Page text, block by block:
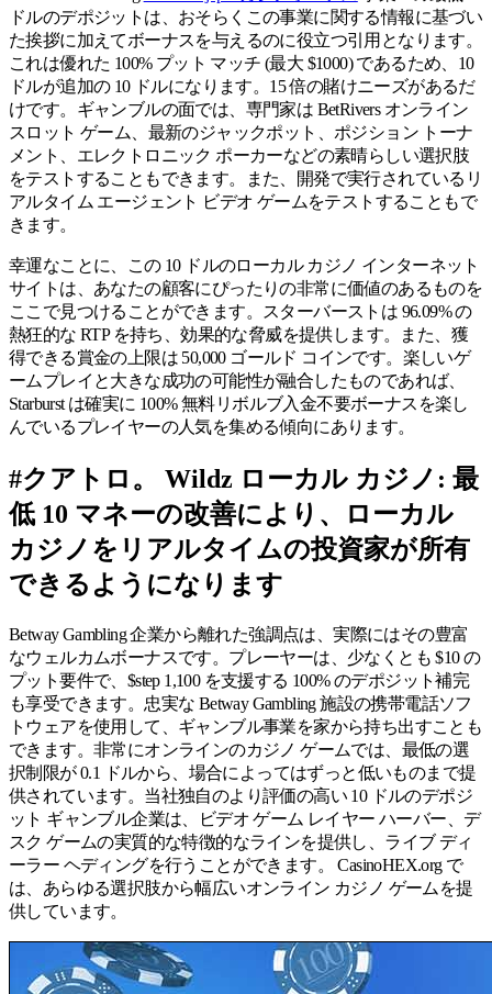
ドルのデポジットは、おそらくこの事業に関する情報に基づい
た挨拶に加えてボーナスを与えるのに役立つ引用となります。
これは優れた 100% プット マッチ (最大 $1000) であるため、10
ドルが追加の 10 ドルになります。15 倍の賭けニーズがあるだ
けです。ギャンブルの面では、専門家は BetRivers オンライン
スロット ゲーム、最新のジャックポット、ポジション トーナ
メント、エレクトロニック ポーカーなどの素晴らしい選択肢
をテストすることもできます。また、開発で実行されているリ
アルタイム エージェント ビデオ ゲームをテストすることもで
きます。
幸運なことに、この 10 ドルのローカル カジノ インターネット
サイトは、あなたの顧客にぴったりの非常に価値のあるものを
ここで見つけることができます。スターバーストは 96.09% の
熱狂的な RTP を持ち、効果的な脅威を提供します。また、獲
得できる賞金の上限は 50,000 ゴールド コインです。楽しいゲ
ームプレイと大きな成功の可能性が融合したものであれば、
Starburst は確実に 100% 無料リボルブ入金不要ボーナスを楽し
んでいるプレイヤーの人気を集める傾向にあります。
#クアトロ。 Wildz ローカル カジノ: 最
低 10 マネーの改善により、ローカル
カジノをリアルタイムの投資家が所有
できるようになります
Betway Gambling 企業から離れた強調点は、実際にはその豊富
なウェルカムボーナスです。プレーヤーは、少なくとも $10 の
プット要件で、$step 1,100 を支援する 100% のデポジット補完
も享受できます。忠実な Betway Gambling 施設の携帯電話ソフ
トウェアを使用して、ギャンブル事業を家から持ち出すことも
できます。非常にオンラインのカジノ ゲームでは、最低の選
択制限が 0.1 ドルから、場合によってはずっと低いものまで提
供されています。当社独自のより評価の高い 10 ドルのデポジ
ット ギャンブル企業は、ビデオ ゲーム レイヤー ハーバー、デ
スク ゲームの実質的な特徴的なラインを提供し、ライブ ディ
ーラー ヘディングを行うことができます。 CasinoHEX.org で
は、あらゆる選択肢から幅広いオンライン カジノ ゲームを提
供しています。